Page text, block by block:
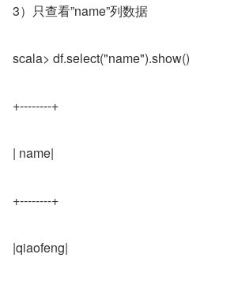
3）只查看”name”列数据
scala> df.select("name").show()
+--------+
| name|
+--------+
|qiaofeng|